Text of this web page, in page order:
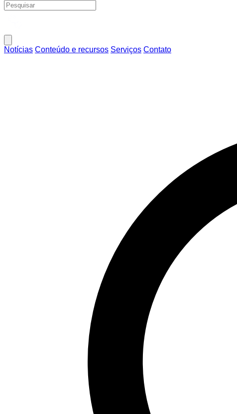
Notícias Conteúdo e recursos Serviços Contato